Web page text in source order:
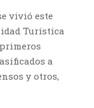
vivió este
Turística
a
y otros,